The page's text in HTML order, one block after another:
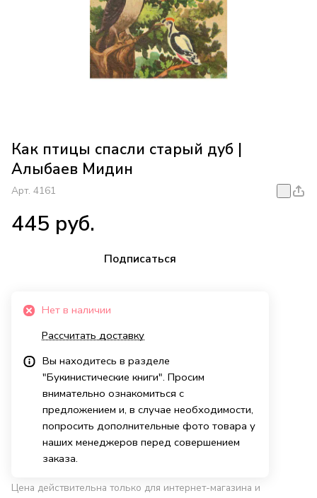
Как птицы спасли старый дуб |
Алыбаев Мидин
Арт. 4161
445 руб.
Подписаться
Нет в наличии
Рассчитать доставку
Вы находитесь в разделе
"Букинистические книги". Просим
внимательно ознакомиться с
предложением и, в случае необходимости,
попросить дополнительные фото товара у
наших менеджеров перед совершением
заказа.
Цена действительна только для интернет-магазина и